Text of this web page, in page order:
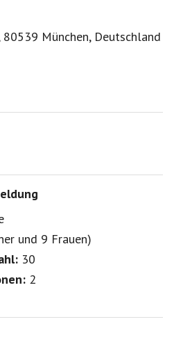
München, Deutschland
und 9 Frauen)
30
2